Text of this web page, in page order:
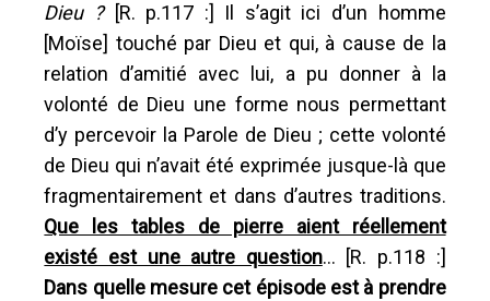
Dieu ?[R. p.117 :] Il s’agit ici d’un homme
[Moïse] touché par Dieu et qui, à cause de la
relation d’amitié avec lui, a pu donner à la
volonté de Dieu une forme nous permettant
d’y percevoir la Parole de Dieu ; cette volonté
de Dieu qui n’avait été exprimée jusque-là que
fragmentairement et dans d’autres traditions.
Que les tables de pierre aient réellement
existé est une autre question... [R. p.118 :]
Dans quelle mesure cet épisode est à prendre